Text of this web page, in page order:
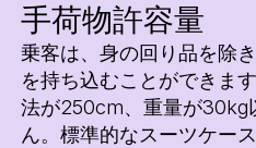
手荷物許容量
乗客は、身の回り品を除
を持ち込むことができま
法が250cm、重量が30kg
ん。標準的なスーツケー